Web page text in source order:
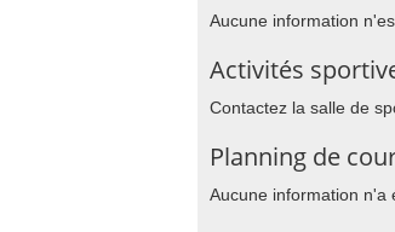
Aucune information
Activités
Contactez la salle de
Planning de
Aucune information n'a